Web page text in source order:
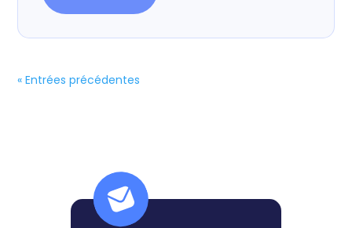
« Entrées précédentes